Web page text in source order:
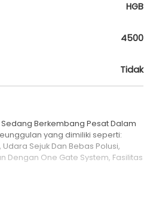
HGB
4500
Tidak
Berkembang Pesat Dalam
yang dimiliki seperti:
Sejuk Dan Bebas Polusi,
Dengan One Gate System, Fasilitas